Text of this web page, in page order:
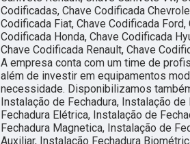
Codificadas, Chave Codificada
Codificada Fiat, Chave Codificada Ford,
Codificada Honda, Chave Codificada
Chave Codificada Renault, Chave
A empresa conta com um time de
além de investir em equipamentos
necessidade. Disponibilizamos
Instalação de Fechadura, Instalação
Fechadura Elétrica, Instalação de
Fechadura Magnetica, Instalação de
Auxiliar, Instalação Fechadura